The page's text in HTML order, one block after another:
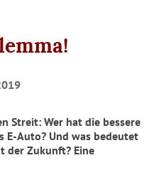
Streit: Wer hat die bessere
E-Auto? Und was bedeutet
der Zukunft? Eine